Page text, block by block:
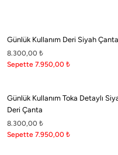
Günlük Kullanım Deri Siyah Çanta
8.300,00 ₺
Sepette 7.950,00 ₺
Günlük Kullanım Toka Detaylı
Deri Çanta
8.300,00 ₺
Sepette 7.950,00 ₺
Boneqa Hakkında
Şehrin sokaklarını Barcelona'nın Akdeniz
buluşturuyoruz.
Boneqa Magazin